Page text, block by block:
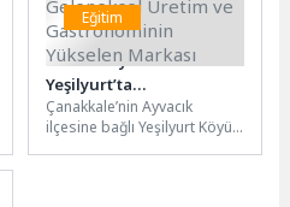
Eğitim
NADAS: Ayvacık
Yeşilyurt’ta
Sürdürülebilir Turizm,
Geleneksel Üretim ve
Gastronominin Yükselen
Çanakkale’nin Ayvacık
ilçesine bağlı Yeşilyurt Köyü,